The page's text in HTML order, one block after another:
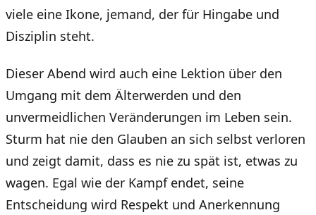
viele eine Ikone, jemand, der für Hingabe und
Disziplin steht.
Dieser Abend wird auch eine Lektion über den
Umgang mit dem Älterwerden und den
unvermeidlichen Veränderungen im Leben sein.
Sturm hat nie den Glauben an sich selbst verloren
und zeigt damit, dass es nie zu spät ist, etwas zu
wagen. Egal wie der Kampf endet, seine
Entscheidung wird Respekt und Anerkennung